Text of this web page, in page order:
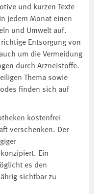
und kurzen Texte
jedem Monat einen
und Umwelt auf.
Entsorgung von
um die Vermeidung
durch Arzneistoffe.
Thema sowie
finden sich auf
kostenfrei
verschenken. Der
Ein
es den
sichtbar zu